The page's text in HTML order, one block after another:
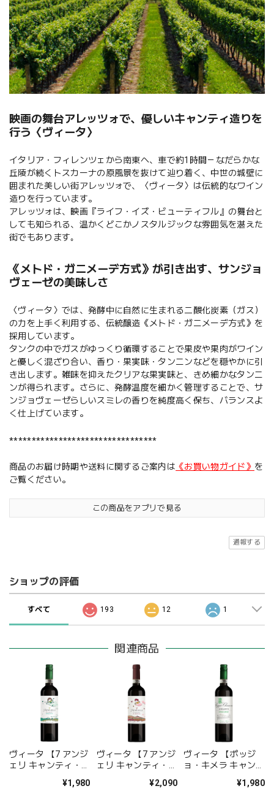
映画の舞台アレッツォで、優しいキャンティ造りを
行う〈ヴィータ〉
イタリア・フィレンツェから南東へ、車で約1時間－なだらかな
丘陵が続くトスカーナの原風景を抜けて辿り着く、中世の城壁に
囲まれた美しい街アレッツォで、〈ヴィータ〉は伝統的なワイン
造りを行っています。
アレッツォは、映画『ライフ・イズ・ビューティフル』の舞台と
しても知られる、温かくどこかノスタルジックな雰囲気を湛えた
街でもあります｡
《メトド・ガニメーデ方式》が引き出す、サンジョ
ヴェーゼの美味しさ
〈ヴィータ〉では、発酵中に自然に生まれる二酸化炭素（ガス）
の力を上手く利用する、伝統醸造《メトド・ガニメーデ方式》を
採用しています。
タンクの中でガスがゆっくり循環することで果皮や果肉がワイン
と優しく混ざり合い、香り・果実味・タンニンなどを穏やかに引
き出します。雑味を抑えたクリアな果実味と、きめ細かなタンニ
ンが得られます。さらに、発酵温度を細かく管理することで、サ
ンジョヴェーゼらしいスミレの香りを純度高く保ち、バランスよ
く仕上げています。
*********************************
商品のお届け時期や送料に関するご案内は 《お買い物ガイド》 を
ご覧ください。
この商品をアプリで見る
通報する
ショップの評価
すべて 193 12 1
関連商品
ヴィータ 【7 アンジ
ェリ キャンティ・オ
¥1,980
ヴィータ 【7 アンジ
ェリ キャンティ・リ
¥2,090
ヴィータ 【ポッジ
ョ・キメラ キャンテ
¥1,980